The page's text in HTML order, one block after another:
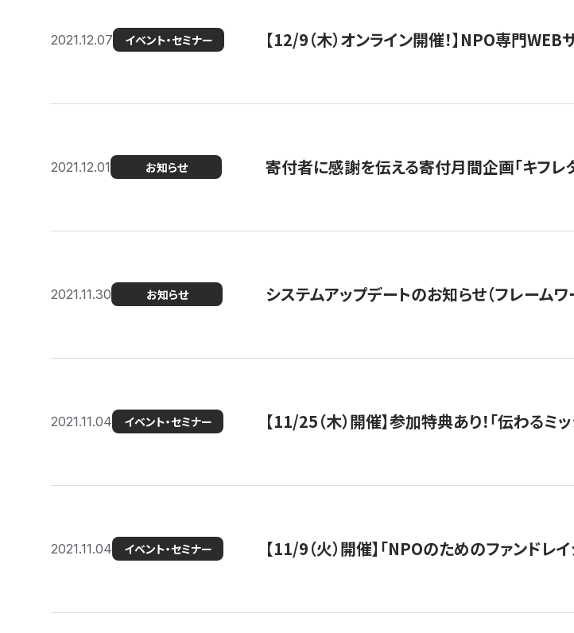
2021.12.07 イベント・セミナー 【12/9（木）オンライン開催！】NPO専門
2021.12.01 お知らせ 寄付者に感謝を伝える寄付月間企画「キフレ
2021.11.30 お知らせ システムアップデートのお知らせ（フレームワ
2021.11.04 イベント・セミナー 【11/25（木）開催】参加特典あり！「伝わる
2021.11.04 イベント・セミナー 【11/9（火）開催】「NPOのためのファンド